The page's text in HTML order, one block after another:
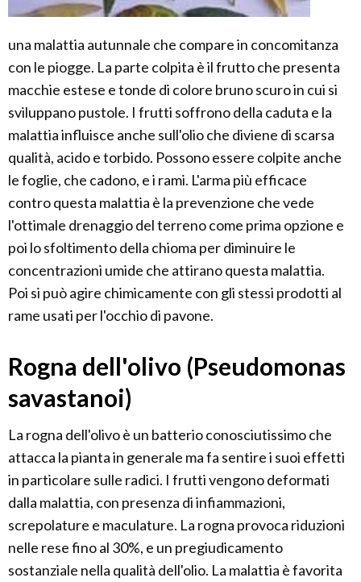
una malattia autunnale che compare in concomitanza
con le piogge. La parte colpita è il frutto che presenta
macchie estese e tonde di colore bruno scuro in cui si
sviluppano pustole. I frutti soffrono della caduta e la
malattia influisce anche sull'olio che diviene di scarsa
qualità, acido e torbido. Possono essere colpite anche
le foglie, che cadono, e i rami. L'arma più efficace
contro questa malattia è la prevenzione che vede
l'ottimale drenaggio del terreno come prima opzione e
poi lo sfoltimento della chioma per diminuire le
concentrazioni umide che attirano questa malattia.
Poi si può agire chimicamente con gli stessi prodotti al
rame usati per l'occhio di pavone.
Rogna dell'olivo (Pseudomonas
savastanoi)
La rogna dell'olivo è un batterio conosciutissimo che
attacca la pianta in generale ma fa sentire i suoi effetti
in particolare sulle radici. I frutti vengono deformati
dalla malattia, con presenza di infiammazioni,
screpolature e maculature. La rogna provoca riduzioni
nelle rese fino al 30%, e un pregiudicamento
sostanziale nella qualità dell'olio. La malattia è favorita